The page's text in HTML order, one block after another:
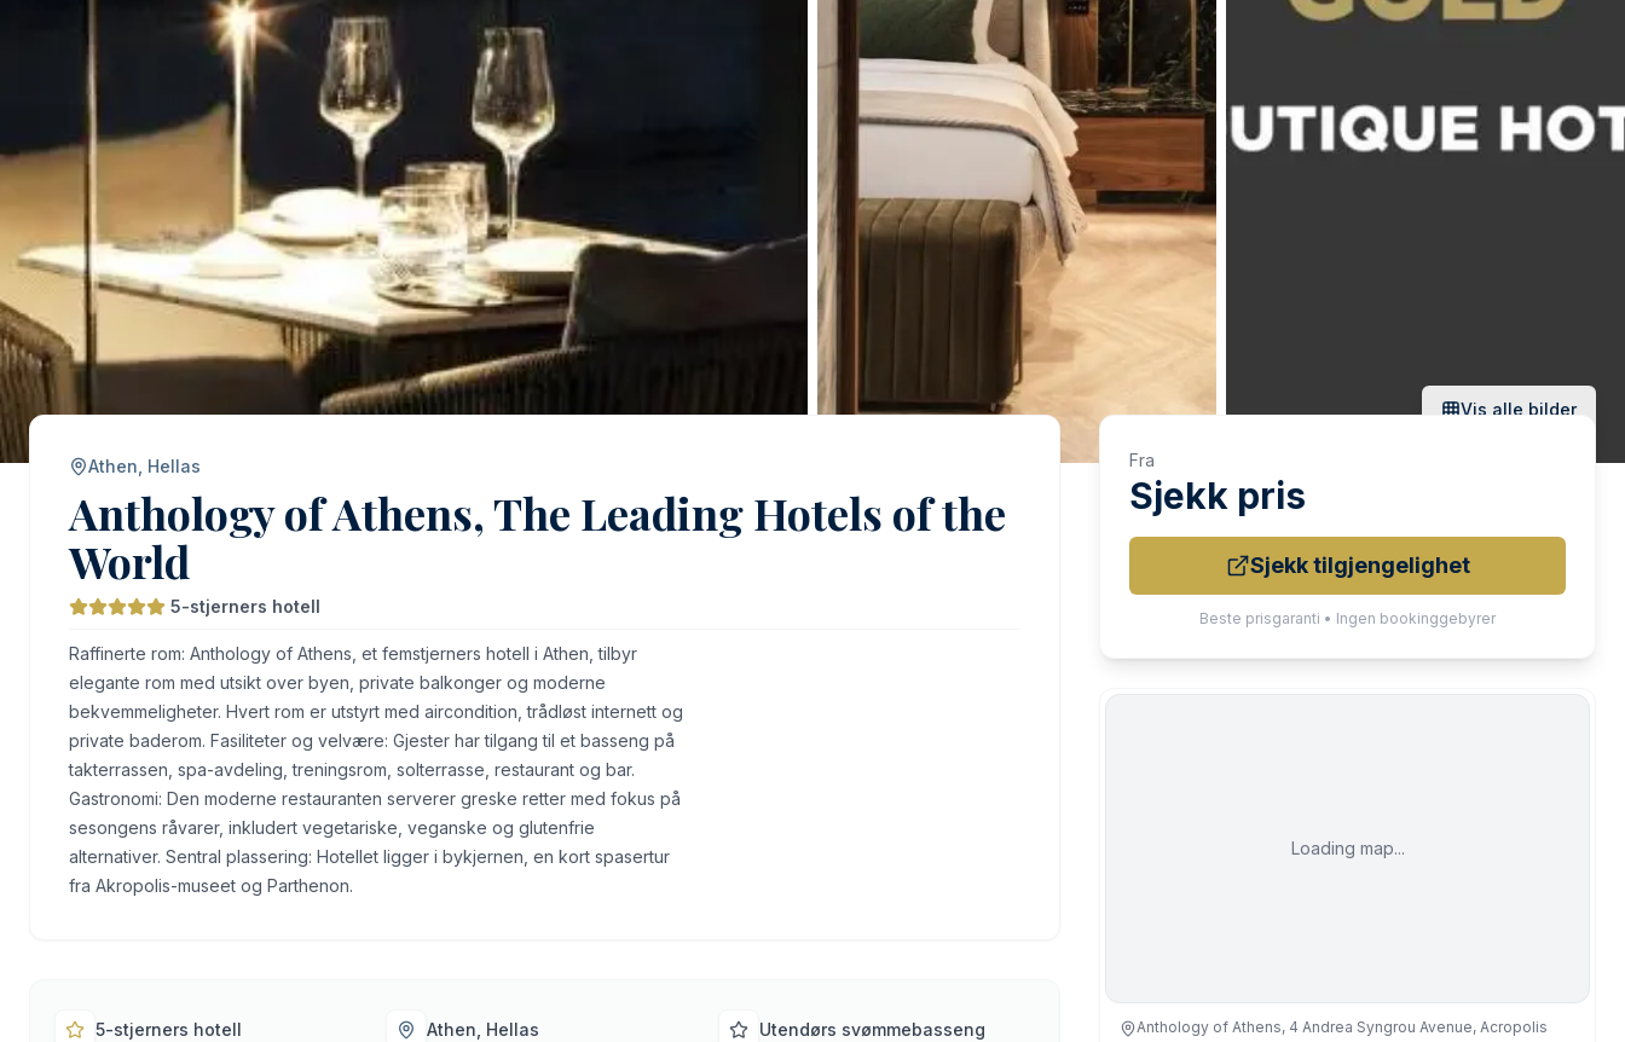
Vis alle bilder
Athen, Hellas
Anthology of Athens, The Leading Hotels of the
World
5-stjerners hotell
Raffinerte rom: Anthology of Athens, et femstjerners hotell i Athen, tilbyr
elegante rom med utsikt over byen, private balkonger og moderne
bekvemmeligheter. Hvert rom er utstyrt med aircondition, trådløst internett og
private baderom. Fasiliteter og velvære: Gjester har tilgang til et basseng på
takterrassen, spa-avdeling, treningsrom, solterrasse, restaurant og bar.
Gastronomi: Den moderne restauranten serverer greske retter med fokus på
sesongens råvarer, inkludert vegetariske, veganske og glutenfrie
alternativer. Sentral plassering: Hotellet ligger i bykjernen, en kort spasertur
fra Akropolis-museet og Parthenon.
5-stjerners hotell Athen, Hellas Utendørs svømmebasseng
Fra
Sjekk pris
Sjekk tilgjengelighet
Beste prisgaranti • Ingen bookinggebyrer
Loading map...
Anthology of Athens, 4 Andrea Syngrou Avenue, Acropolis